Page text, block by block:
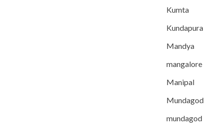
Kumta
Kundapura
Mandya
mangalore
Manipal
Mundagod
mundagod